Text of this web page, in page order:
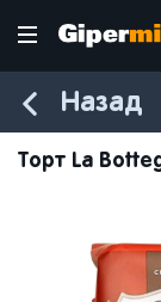
Назад
Торт La